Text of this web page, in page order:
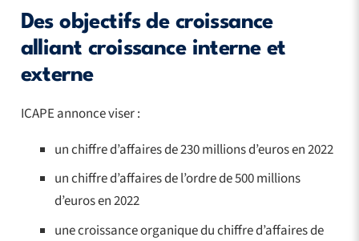
Des objectifs de croissance
alliant croissance interne et
externe
ICAPE annonce viser :
un chiffre d’affaires de 230 millions d’euros en 2022
un chiffre d’affaires de l’ordre de 500 millions
d’euros en 2022
une croissance organique du chiffre d’affaires de